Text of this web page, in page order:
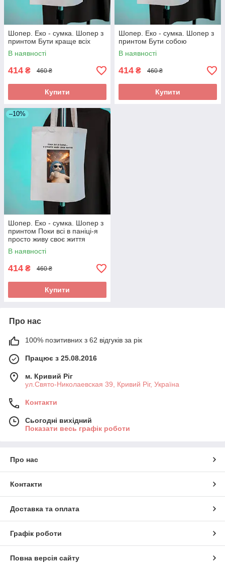
Шопер. Еко - сумка. Шопер з
принтом Бути краще всіх
В наявності
414 ₴ 460 ₴
Купити
Шопер. Еко - сумка. Шопер з
принтом Бути собою
В наявності
414 ₴ 460 ₴
Купити
–10%
Шопер. Еко - сумка. Шопер з
принтом Поки всі в паніці-я
просто живу своє життя
В наявності
414 ₴ 460 ₴
Купити
Про нас
100% позитивних з 62 відгуків за рік
Працює з 25.08.2016
м. Кривий Ріг
ул.Свято-Николаевская 39, Кривий Ріг, Україна
Контакти
Сьогодні вихідний
Показати весь графік роботи
Про нас
Контакти
Доставка та оплата
Графік роботи
Повна версія сайту